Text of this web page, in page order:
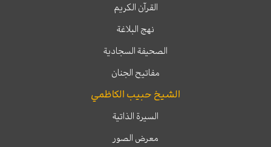
القرآن الكريم
نهج البلاغة
الصحيفة السجادية
مفاتيح الجنان
الشيخ حبيب الكاظمي
السيرة الذاتية
معرض الصور